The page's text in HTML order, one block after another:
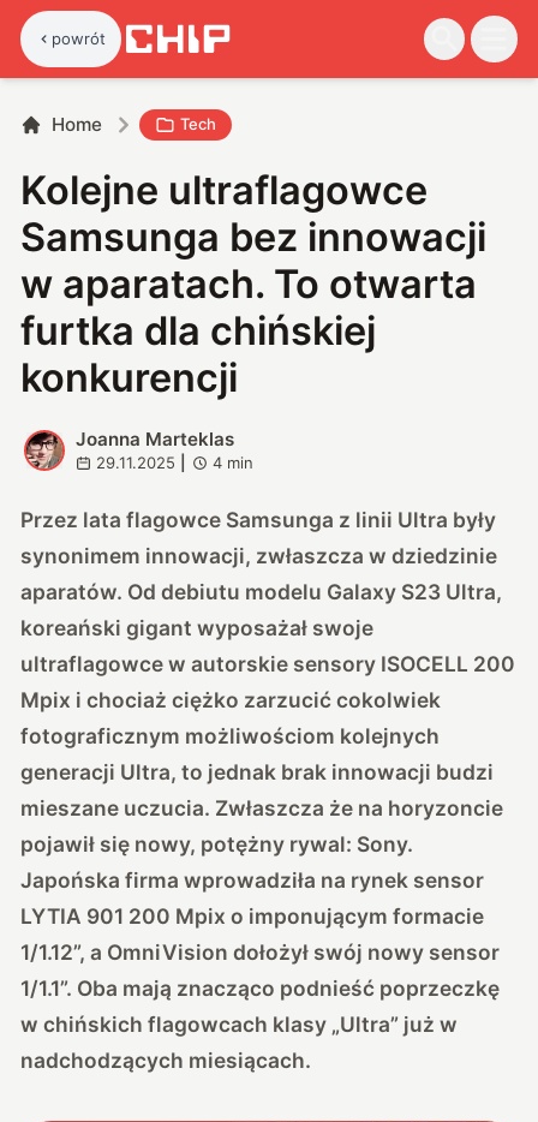
powrót
Home Tech
Kolejne ultraflagowce
Samsunga bez innowacji
w aparatach. To otwarta
furtka dla chińskiej
konkurencji
J
Joanna Marteklas
29.11.2025 4 min
Przez lata flagowce Samsunga z linii Ultra były
synonimem innowacji, zwłaszcza w dziedzinie
aparatów. Od debiutu modelu Galaxy S23 Ultra,
koreański gigant wyposażał swoje
ultraflagowce w autorskie sensory ISOCELL 200
Mpix i chociaż ciężko zarzucić cokolwiek
fotograficznym możliwościom kolejnych
generacji Ultra, to jednak brak innowacji budzi
mieszane uczucia. Zwłaszcza że na horyzoncie
pojawił się nowy, potężny rywal: Sony.
Japońska firma wprowadziła na rynek sensor
LYTIA 901 200 Mpix o imponującym formacie
1/1.12”, a OmniVision dołożył swój nowy sensor
1/1.1”. Oba mają znacząco podnieść poprzeczkę
w chińskich flagowcach klasy „Ultra” już w
nadchodzących miesiącach.